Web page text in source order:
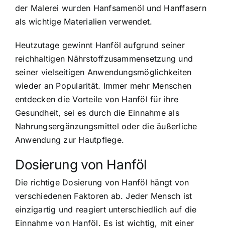
der Malerei wurden Hanfsamenöl und Hanffasern
als wichtige Materialien verwendet.
Heutzutage gewinnt Hanföl aufgrund seiner
reichhaltigen Nährstoffzusammensetzung und
seiner vielseitigen Anwendungsmöglichkeiten
wieder an Popularität. Immer mehr Menschen
entdecken die Vorteile von Hanföl für ihre
Gesundheit, sei es durch die Einnahme als
Nahrungsergänzungsmittel oder die äußerliche
Anwendung zur Hautpflege.
Dosierung von Hanföl
Die richtige Dosierung von Hanföl hängt von
verschiedenen Faktoren ab. Jeder Mensch ist
einzigartig und reagiert unterschiedlich auf die
Einnahme von Hanföl. Es ist wichtig, mit einer